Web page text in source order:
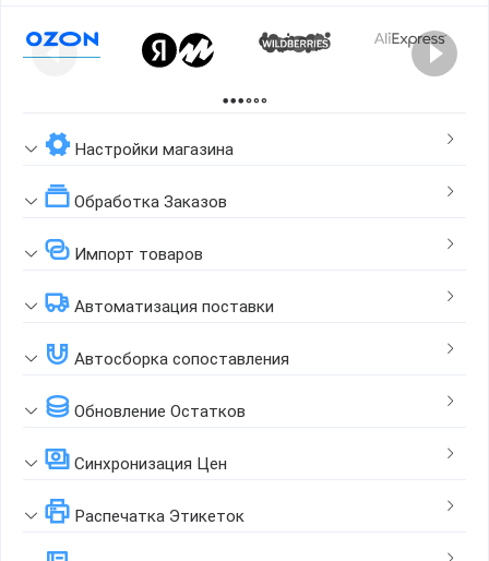
Настройки магазина
Обработка Заказов
Импорт товаров
Автоматизация поставки
Автосборка сопоставления
Обновление Остатков
Синхронизация Цен
Распечатка Этикеток